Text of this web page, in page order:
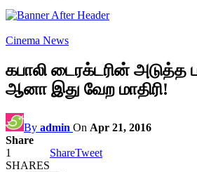
Cinema News
கபாலி டைரக்டரின் அடுத்த
ஆனா இது வேற மாதிரி!
By admin On Apr 21, 2016
Share
1
SHARES
ShareTweet